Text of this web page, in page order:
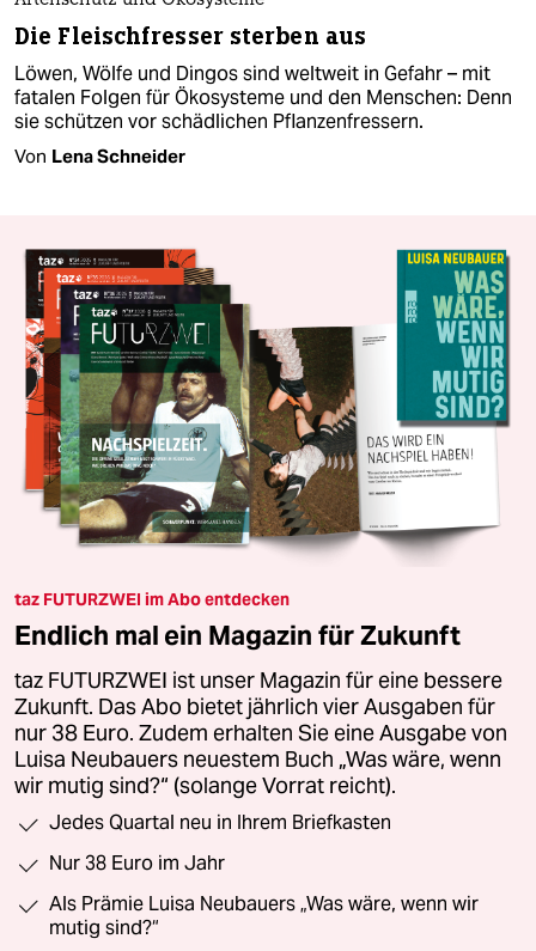
Die Fleischfresser sterben aus
Löwen, Wölfe und Dingos sind weltweit in Gefahr – mit
fatalen Folgen für Ökosysteme und den Menschen: Denn
sie schützen vor schädlichen Pflanzenfressern.
Von Lena Schneider
taz FUTURZWEI im Abo entdecken
Endlich mal ein Magazin für Zukunft
taz FUTURZWEI ist unser Magazin für eine bessere
Zukunft. Das Abo bietet jährlich vier Ausgaben für
nur 38 Euro. Zudem erhalten Sie eine Ausgabe von
Luisa Neubauers neuestem Buch „Was wäre, wenn
wir mutig sind?“ (solange Vorrat reicht).
Jedes Quartal neu in Ihrem Briefkasten
Nur 38 Euro im Jahr
Als Prämie Luisa Neubauers „Was wäre, wenn wir
mutig sind?“